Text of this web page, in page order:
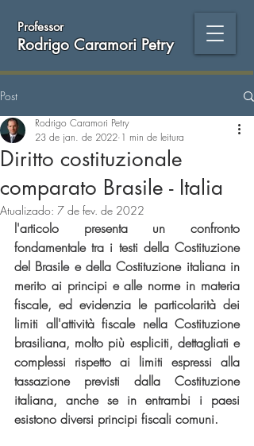
Professor
Rodrigo Caramori Petry
Post
Diritto costituzionale
comparato Brasile - Italia
Rodrigo Caramori Petry
23 de jan. de 2022 1 min de leitura
Atualizado: 7 de fev. de 2022
l'articolo presenta un confronto
fondamentale tra i testi della Costituzione
del Brasile e della Costituzione italiana in
merito ai principi e alle norme in materia
fiscale, ed evidenzia le particolarità dei
limiti all'attività fiscale nella Costituzione
brasiliana, molto più espliciti, dettagliati e
complessi rispetto ai limiti espressi alla
tassazione previsti dalla Costituzione
italiana, anche se in entrambi i paesi
esistono diversi principi fiscali comuni.